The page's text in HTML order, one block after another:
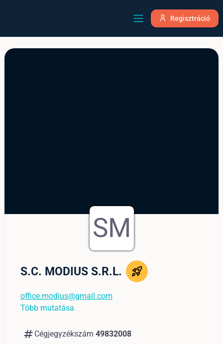
Regisztráció
SM
S.C. MODIUS S.R.L.
office.modius@gmail.com
Több mutatása
numbers Cégjegyzékszám 49832008